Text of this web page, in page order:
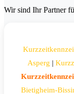
Wir sind Ihr Partner
Asperg |
Bietigheim-